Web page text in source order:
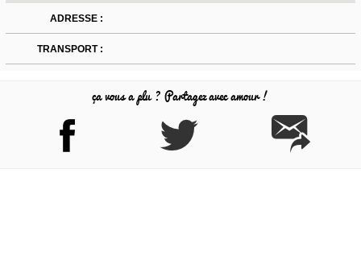
ADRESSE :
TRANSPORT :
ça vous a plu ? Partagez avec amour !